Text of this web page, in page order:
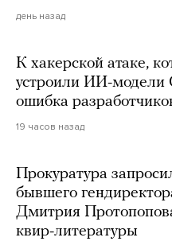
день назад
К хакерской атаке,
устроили ИИ-модели
ошибка
19 часов назад
Прокуратура
бывшего
Дмитрия
квир-литературы